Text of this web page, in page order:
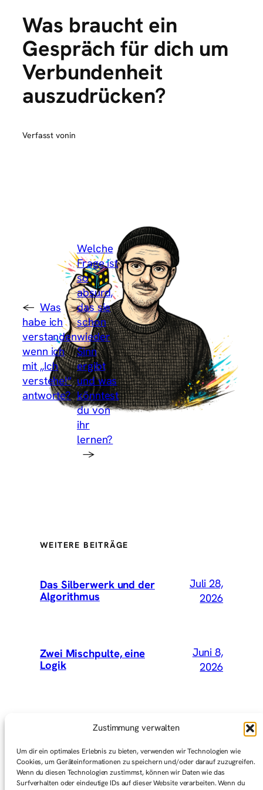
Zustimmung verwalten
Um dir ein optimales Erlebnis zu bieten, verwenden wir Technologien wie
Cookies, um Geräteinformationen zu speichern und/oder darauf zuzugreifen.
Wenn du diesen Technologien zustimmst, können wir Daten wie das
Surfverhalten oder eindeutige IDs auf dieser Website verarbeiten. Wenn du
Was braucht ein
Gespräch für dich um
Verbundenheit
auszudrücken?
Verfasst vonin
← Was
habe ich
verstanden
wenn ich
mit „Ich
verstehe!“
antworte?
Welche
Frage ist
so
absurd,
das sie
schon
wieder
Sinn
ergibt
und was
könntest
du von
ihr
lernen?
→
WEITERE BEITRÄGE
Das Silberwerk und der
Algorithmus
Juli 28,
2026
Zwei Mischpulte, eine
Logik
Juni 8,
2026
Wir hätten Vey mitnehmen